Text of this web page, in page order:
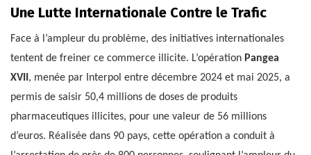
Une Lutte Internationale Contre le Trafic
Face à l’ampleur du problème, des initiatives internationales
tentent de freiner ce commerce illicite. L’opération Pangea
XVII , menée par Interpol entre décembre 2024 et mai 2025, a
permis de saisir 50,4 millions de doses de produits
pharmaceutiques illicites, pour une valeur de 56 millions
d’euros. Réalisée dans 90 pays, cette opération a conduit à